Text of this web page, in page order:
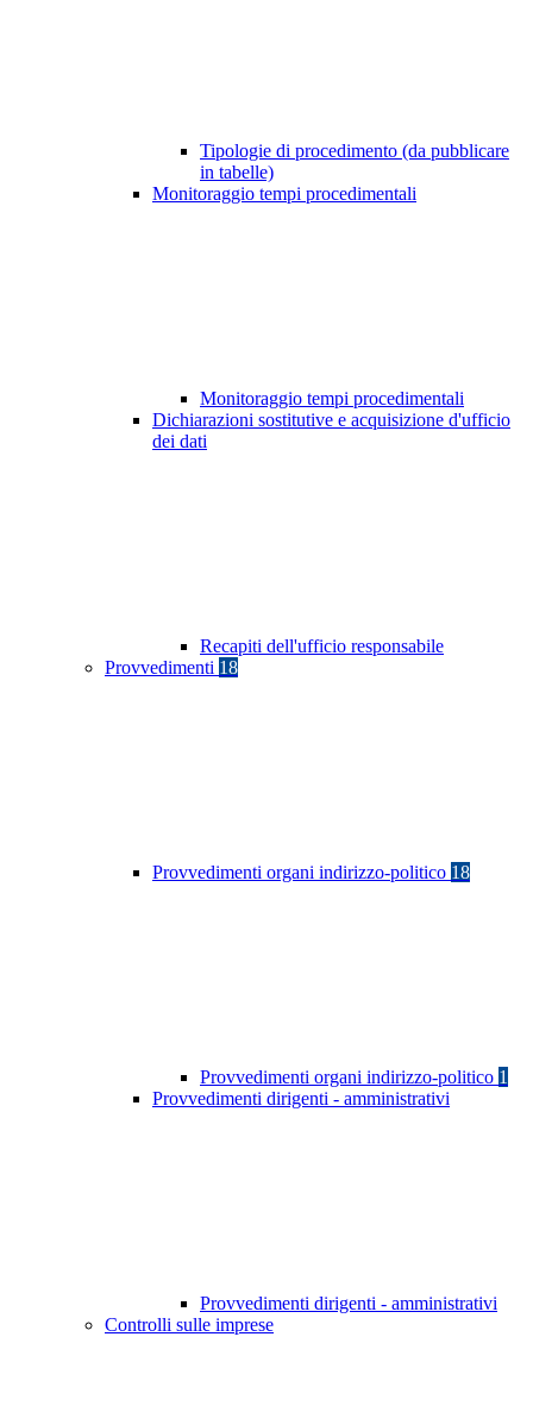
Tipologie di procedimento (da pubblicare
in tabelle)
Monitoraggio tempi procedimentali
Monitoraggio tempi procedimentali
Dichiarazioni sostitutive e acquisizione d'ufficio
dei dati
Recapiti dell'ufficio responsabile
Provvedimenti 18
Provvedimenti organi indirizzo-politico 18
Provvedimenti organi indirizzo-politico 1
Provvedimenti dirigenti - amministrativi
Provvedimenti dirigenti - amministrativi
Controlli sulle imprese